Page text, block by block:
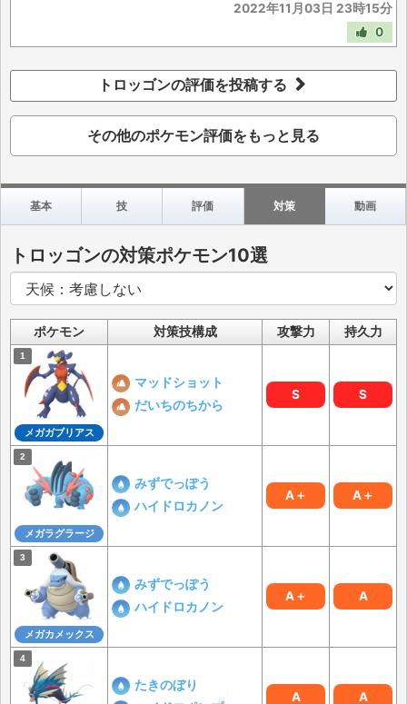
2022年11月03日 23時15分
0
トロッゴンの評価を投稿する
その他のポケモン評価をもっと見る
基本 技 評価 対策 動画
トロッゴンの対策ポケモン10選
ポケモン 対策技構成 攻撃力 持久力
メガガブリアス
マッドショット
だいちのちから
S S
メガラグラージ
みずでっぽう
ハイドロカノン
A＋ A＋
メガカメックス
みずでっぽう
ハイドロカノン
A＋ A
たきのぼり
A A